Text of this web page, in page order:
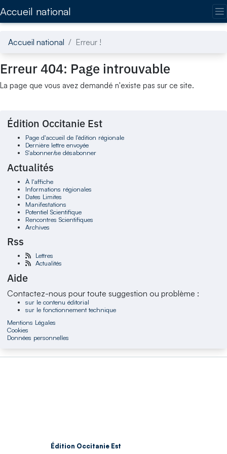
Accueil national
Accueil national Erreur !
Erreur 404: Page introuvable
La page que vous avez demandé n'existe pas sur ce site.
Édition Occitanie Est
Page d'accueil de l'édition régionale
Dernière lettre envoyée
S'abonner/se désabonner
Actualités
À l'affiche
Informations régionales
Dates Limites
Manifestations
Potentiel Scientifique
Rencontres Scientifiques
Archives
Rss
Lettres
Actualités
Aide
Contactez-nous pour toute suggestion ou problème :
sur le contenu éditorial
sur le fonctionnement technique
Mentions Légales
Cookies
Données personnelles
Édition Occitanie Est